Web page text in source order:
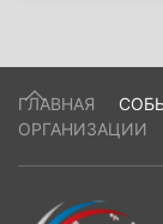
ГЛАВНАЯ
ОРГАНИЗАЦИИ